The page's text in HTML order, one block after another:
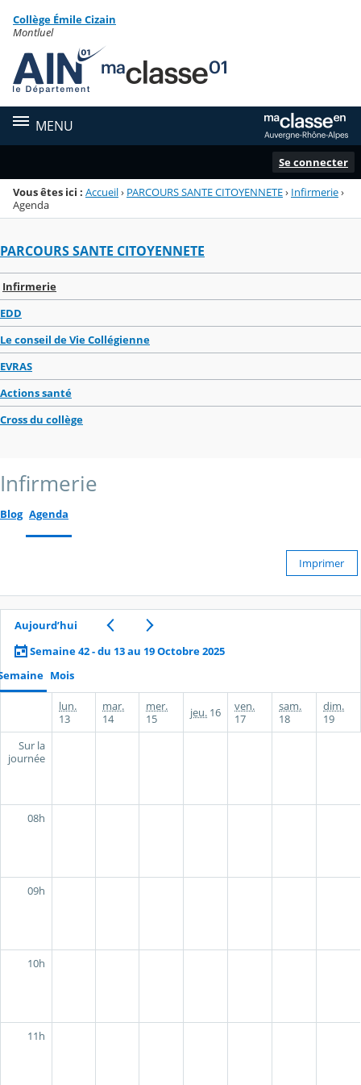
Menu de la rubrique
Contenu
Collège Émile Cizain
Montluel
MENU
Se connecter
Vous êtes ici : Accueil› PARCOURS SANTE CITOYENNETE› Infirmerie›
Agenda
PARCOURS SANTE CITOYENNETE
Infirmerie
EDD
Le conseil de Vie Collégienne
EVRAS
Actions santé
Cross du collège
Infirmerie
Blog Agenda
Imprimer
Aujourd’hui
Semaine 42 - du 13 au 19 Octobre 2025
Mois
lun.
13
mar.
14
mer.
15
jeu. 16
ven.
17
sam.
18
dim.
19
Sur la
journée
08h
09h
10h
11h